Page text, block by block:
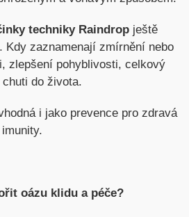
techniky Raindrop ještě
Kdy zaznamenají zmírnění nebo
zlepšení pohyblivosti, celkový
do života.
i jako prevence pro zdravá
oázu klidu a péče?